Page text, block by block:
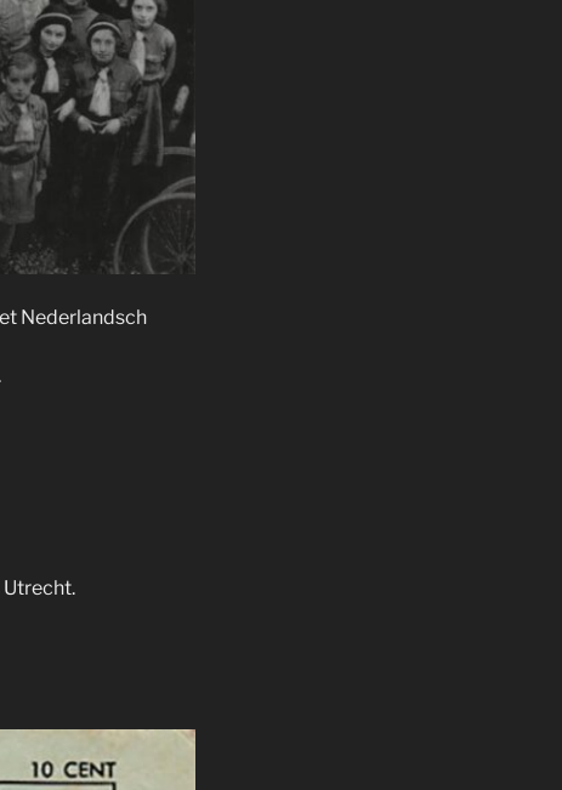
Nederlandsch
Utrecht.